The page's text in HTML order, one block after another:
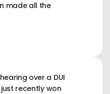
made all the
over a DUI
recently won